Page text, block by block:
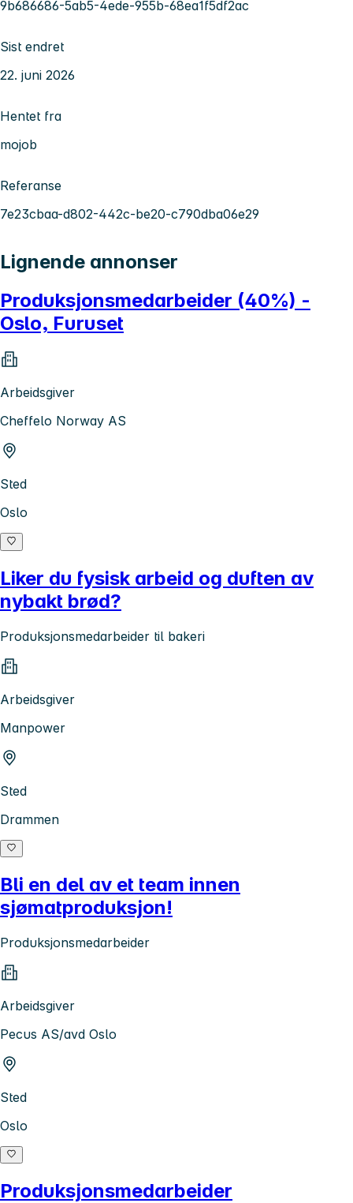
9b686686-5ab5-4ede-955b-68ea1f5df2ac
Sist endret
22. juni 2026
Hentet fra
mojob
Referanse
7e23cbaa-d802-442c-be20-c790dba06e29
Lignende annonser
Produksjonsmedarbeider (40%) -
Oslo, Furuset
Arbeidsgiver
Cheffelo Norway AS
Sted
Oslo
Liker du fysisk arbeid og duften av
nybakt brød?
Produksjonsmedarbeider til bakeri
Arbeidsgiver
Manpower
Sted
Drammen
Bli en del av et team innen
sjømatproduksjon!
Produksjonsmedarbeider
Arbeidsgiver
Pecus AS/avd Oslo
Sted
Oslo
Produksjonsmedarbeider